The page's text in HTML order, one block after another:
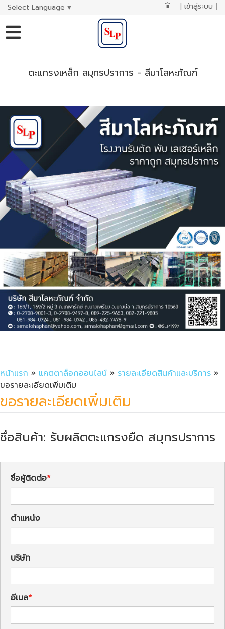
Select Language ▼ | เข้าสู่ระบบ |
ตะแกรงเหล็ก สมุทรปราการ - สีมาโลหะภัณฑ์
หน้าแรก » แคตตาล็อกออนไลน์ » รายละเอียดสินค้าและบริการ »
ขอรายละเอียดเพิ่มเติม
ขอรายละเอียดเพิ่มเติม
ชื่อสินค้า: รับผลิตตะแกรงยืด สมุทรปราการ
ชื่อผู้ติดต่อ
ตำแหน่ง
บริษัท
อีเมล